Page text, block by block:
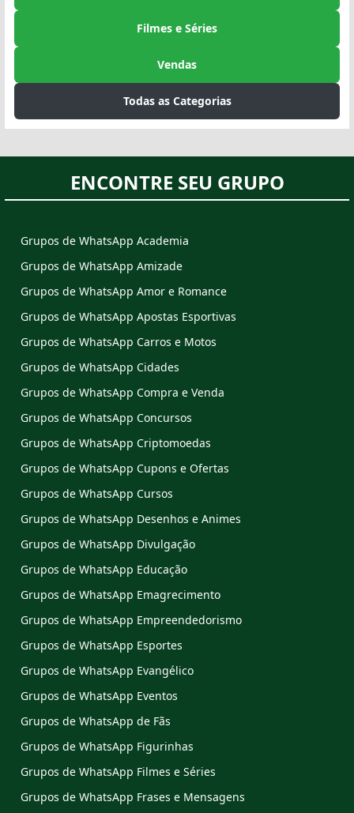
Filmes e Séries
Vendas
Todas as Categorias
ENCONTRE SEU GRUPO
Grupos de WhatsApp Academia
Grupos de WhatsApp Amizade
Grupos de WhatsApp Amor e Romance
Grupos de WhatsApp Apostas Esportivas
Grupos de WhatsApp Carros e Motos
Grupos de WhatsApp Cidades
Grupos de WhatsApp Compra e Venda
Grupos de WhatsApp Concursos
Grupos de WhatsApp Criptomoedas
Grupos de WhatsApp Cupons e Ofertas
Grupos de WhatsApp Cursos
Grupos de WhatsApp Desenhos e Animes
Grupos de WhatsApp Divulgação
Grupos de WhatsApp Educação
Grupos de WhatsApp Emagrecimento
Grupos de WhatsApp Empreendedorismo
Grupos de WhatsApp Esportes
Grupos de WhatsApp Evangélico
Grupos de WhatsApp Eventos
Grupos de WhatsApp de Fãs
Grupos de WhatsApp Figurinhas
Grupos de WhatsApp Filmes e Séries
Grupos de WhatsApp Frases e Mensagens